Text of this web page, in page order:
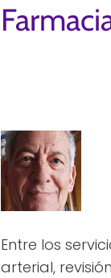
Entre los
arterial,